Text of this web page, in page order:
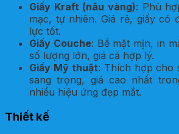
Giấy Kraft (nâu vàng): Phù
mạc, tự nhiên. Giá rẻ, giấy có
lực tốt.
Giấy Couche: Bề mặt mịn, in
số lượng lớn, giá cả hợp lý.
Giấy Mỹ thuật: Thích hợp cho
sang trọng, giá cao nhất
nhiều hiệu ứng đẹp mắt.
Thiết kế